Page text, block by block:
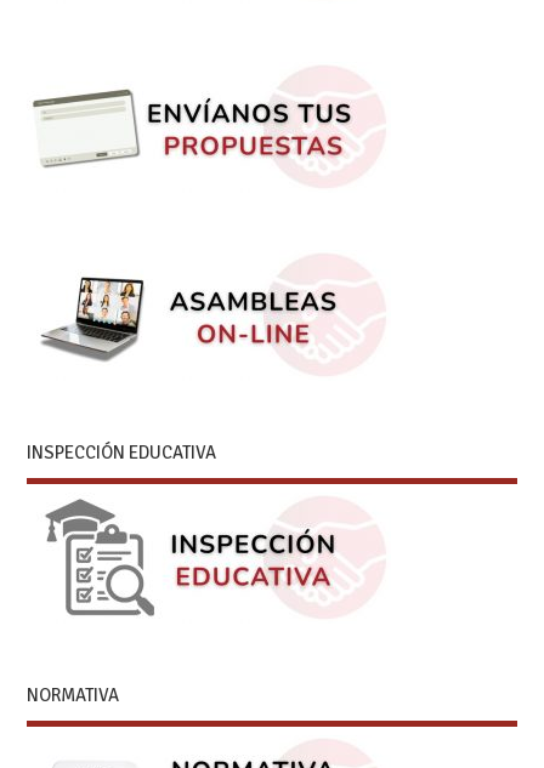
INSPECCIÓN EDUCATIVA
NORMATIVA